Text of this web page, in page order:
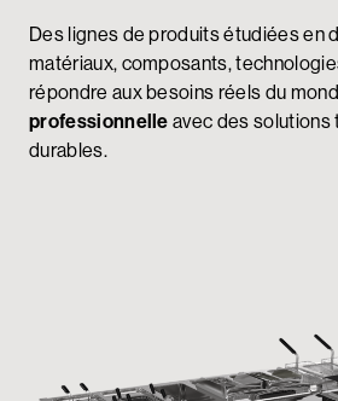
Des lignes de produits étudiées en
matériaux, composants,
répondre aux besoins réels du
professionnelle avec des
durables.